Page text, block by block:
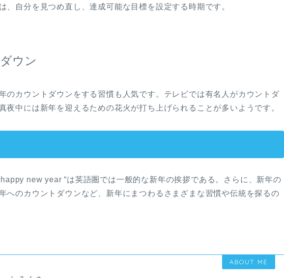
、自分を見つめ直し、達成可能な目標を設定する時期です。
ウン
のカウントダウンをする習慣も人気です。テレビでは有名人がカウントダ
夜中には新年を迎えるための花火が打ち上げられることが多いようです。
new year “は英語圏では一般的な新年の挨拶である。さらに、新年の
へのカウントダウンなど、新年にまつわるさまざまな習慣や伝統を探るの
ABOUT ME